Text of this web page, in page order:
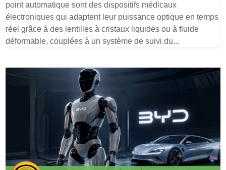
point automatique sont des dispositifs médicaux
électroniques qui adaptent leur puissance optique en temps
réel grâce à des lentilles à cristaux liquides ou à fluide
déformable, couplées à un système de suivi du...